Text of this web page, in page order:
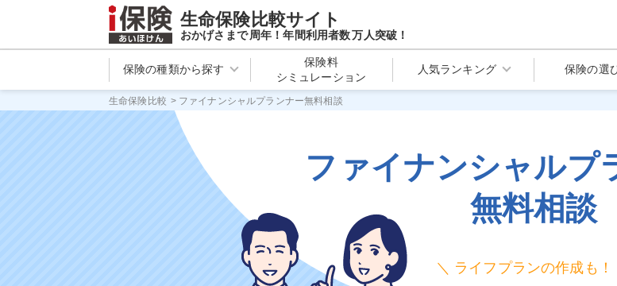
生命保険比較サイト
おかげさまで周年！年間利用者数万人突破！
保険の種類から探す
保険料
シミュレーション
人気ランキング 保険の選
生命保険比較 > ファイナンシャルプランナー無料相談
ファイナンシャルプ
無料相談
＼ ライフプランの作成も！